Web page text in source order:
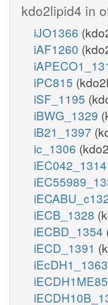
kdo2lipid4 in
iJO1366
iAF1260
iPC815
iSF_1195
iBWG_1329
iB21_1397
ic_1306
iEC042_1314
iECB_1328
iECBD_1354
iECD_1391
iEcDH1_1363